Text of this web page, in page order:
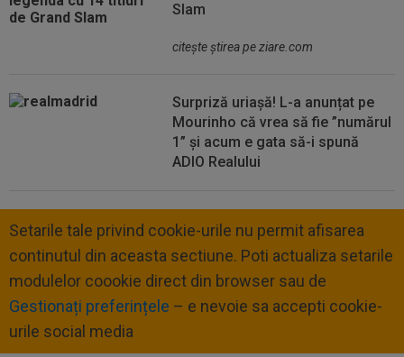
Slam
citeşte ştirea pe ziare.com
Surpriză uriașă! L-a anunțat pe
Mourinho că vrea să fie ”numărul
1” și acum e gata să-i spună
ADIO Realului
Setarile tale privind cookie-urile nu permit afisarea
continutul din aceasta sectiune. Poti actualiza setarile
modulelor coookie direct din browser sau de
Gestionați preferințele – e nevoie sa accepti cookie-
urile social media